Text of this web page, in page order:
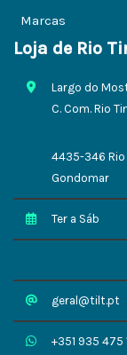
Marcas
Loja de Rio
Largo do
C. Com. Rio
4435-346 Rio
Gondomar
Ter a Sáb
geral@tilt.pt
+351 935 475